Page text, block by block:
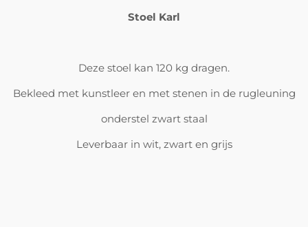
Stoel Karl
Deze stoel kan 120 kg dragen.
Bekleed met kunstleer en met stenen in de rugleuning
onderstel zwart staal
Leverbaar in wit, zwart en grijs